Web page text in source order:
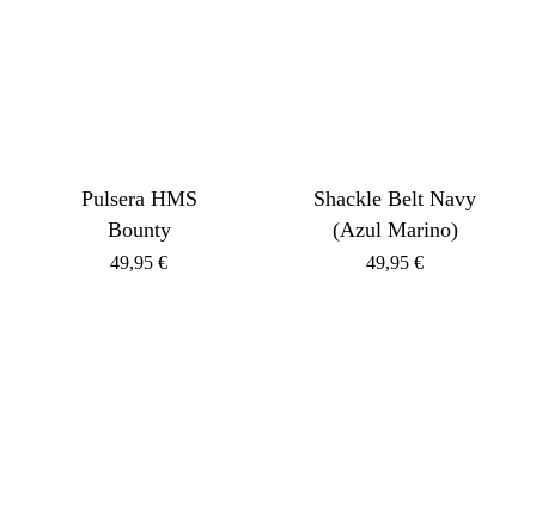
Pulsera HMS
Bounty
49,95€
Shackle Belt Navy
(Azul Marino)
49,95€